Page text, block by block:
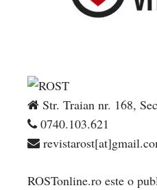
Str. Traian nr. 168,
0740.103.621
ROSTonline.ro este o